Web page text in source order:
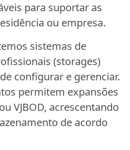
para suportar as
ou empresa.
sistemas de
(storages)
configurar e gerenciar.
permitem expansões
VJBOD, acrescentando
de acordo